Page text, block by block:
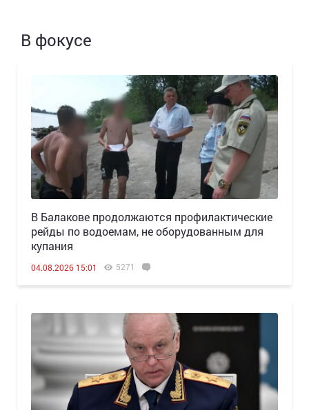
В фокусе
В Балакове продолжаются профилактические
рейды по водоемам, не оборудованным для
купания
04.08.2026 15:01 5271